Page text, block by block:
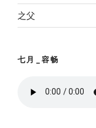
之父
七月_容畅